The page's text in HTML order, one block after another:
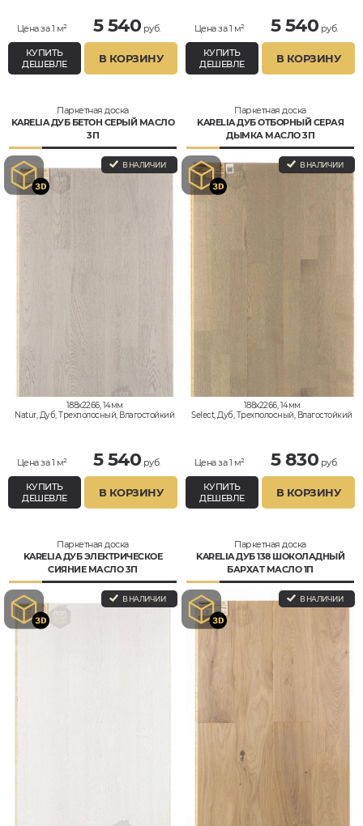
Цена за 1 м² 5 540 руб.
КУПИТЬ
ДЕШЕВЛЕ
В КОРЗИНУ
Цена за 1 м² 5 540 руб.
КУПИТЬ
ДЕШЕВЛЕ
В КОРЗИНУ
Паркетная доска
KARELIA ДУБ БЕТОН СЕРЫЙ МАСЛО
3П
В НАЛИЧИИ
188x2266, 14мм
Natur, Дуб, Трехполосный, Влагостойкий
Цена за 1 м² 5 540 руб.
КУПИТЬ
ДЕШЕВЛЕ
В КОРЗИНУ
Паркетная доска
KARELIA ДУБ ОТБОРНЫЙ СЕРАЯ
ДЫМКА МАСЛО 3П
В НАЛИЧИИ
188x2266, 14мм
Select, Дуб, Трехполосный, Влагостойкий
Цена за 1 м² 5 830 руб.
КУПИТЬ
ДЕШЕВЛЕ
В КОРЗИНУ
Паркетная доска
KARELIA ДУБ ЭЛЕКТРИЧЕСКОЕ
СИЯНИЕ МАСЛО 3П
В НАЛИЧИИ
Паркетная доска
KARELIA ДУБ 138 ШОКОЛАДНЫЙ
БАРХАТ МАСЛО 1П
В НАЛИЧИИ